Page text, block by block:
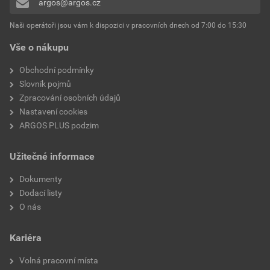
Provedení Uzemňovací kolík
Přepěťová ochrana
Počet aktivních kontaktů
(kulaté)
Hloubka zařízení
Ochrana povrchu
Číslo RAL (podobné)
IFTTT
Přidávat hodnocení může pouze přihlášený uživatel.
Vše o nákupu
Obchodní podmínky
Slovník pojmů
Zpracování osobních údajů
Nastavení cookies
ARGOS PLUS podzim
Užitečné informace
Dokumenty
Dodací listy
O nás
Kariéra
Volná pracovní místa
argos@argos.cz
Naši operátoři jsou vám k dispozici v pracovních dnech od 7:00 do 15:30